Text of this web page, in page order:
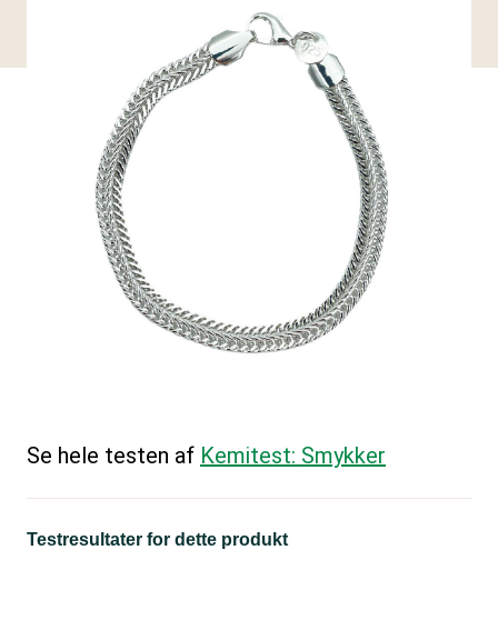
Se hele testen af Kemitest: Smykker
Testresultater for dette produkt